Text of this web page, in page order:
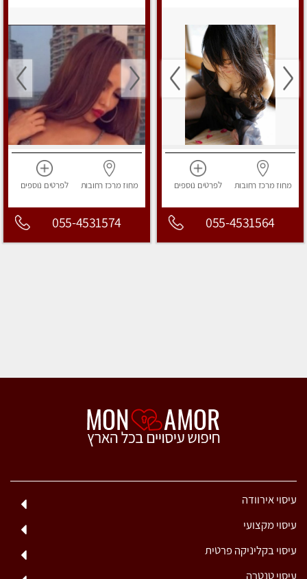
מחוז מרכז רחובות לפרטים נוספים
055-4531564
מחוז מרכז רחובות לפרטים נוספים
055-4531574
עיסוי אירוודה
עיסוי מקצועי
עיסוי בקליניקה פרטית
עיסוי טנטרה